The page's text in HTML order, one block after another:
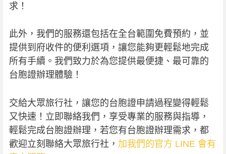
求！
此外，我們的服務還包括在全台範圍免費預約，並
提供到府收件的便利選項，讓您能夠更輕鬆地完成
所有手續。我們致力於為您提供最便捷、最可靠的
台胞證辦理體驗！
交給大眾旅行社，讓您的台胞證申請過程變得輕鬆
又快速！立即聯絡我們，享受專業的服務與指導，
輕鬆完成台胞證辦理，若您有台胞證辦理需求，都
歡迎立刻聯絡大眾旅行社， 加我們的官方 LINE 會有